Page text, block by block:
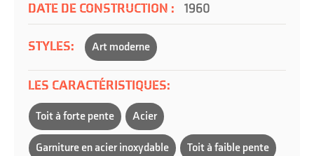
DATE DE CONSTRUCTION : 1960
STYLES: Art moderne
LES CARACTÉRISTIQUES:
Toit à forte pente Acier
Garniture en acier inoxydable Toit à faible pente